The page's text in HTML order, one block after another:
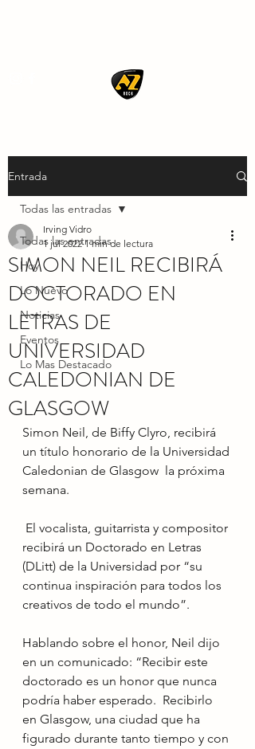
Entrada
Todas las entradas
Hoy
Lo Nuevo
Noticias
Eventos
Lo Mas Destacado
Todas las entradas
SIMON NEIL RECIBIRÁ
DOCTORADO EN
LETRAS DE
UNIVERSIDAD
CALEDONIAN DE
GLASGOW
Irving Vidro
1 jul 2022 1 min de lectura
Simon Neil, de Biffy Clyro, recibirá
un título honorario de la Universidad
Caledonian de Glasgow  la próxima
semana.
recibirá un Doctorado en Letras
(DLitt) de la Universidad por “su
continua inspiración para todos los
creativos de todo el mundo”.
Hablando sobre el honor, Neil dijo
en un comunicado: “Recibir este
doctorado es un honor que nunca
podría haber esperado.  Recibirlo
en Glasgow, una ciudad que ha
figurado durante tanto tiempo y con